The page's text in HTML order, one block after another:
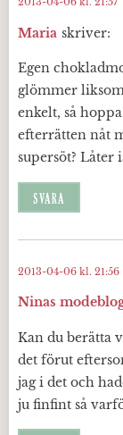
Maria skriver:
Egen
glömmer
enkelt, så
efterrätten nåt
supersöt? Låter
SVARA
Ninas
2013-04-06 kl. 21:56
Kan du berätta
det förut
jag i det och
ju finfint så